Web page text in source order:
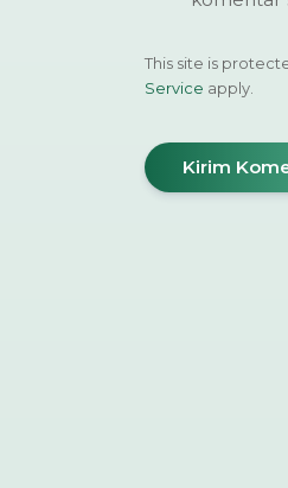
This site is
Service apply.